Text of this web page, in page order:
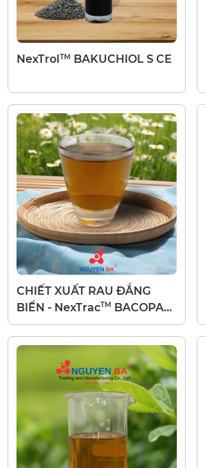
NexTrol TM BAKUCHIOL S CE
CHIẾT XUẤT RAU ĐẮNG
BIỂN - NexTracTM BACOPA
W LC